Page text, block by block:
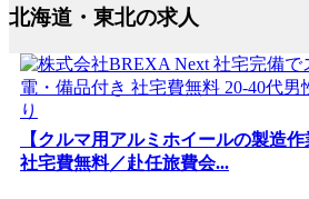
北海道・東北の求人
【クルマ用アルミホイールの製造
社宅費無料／赴任旅費会...